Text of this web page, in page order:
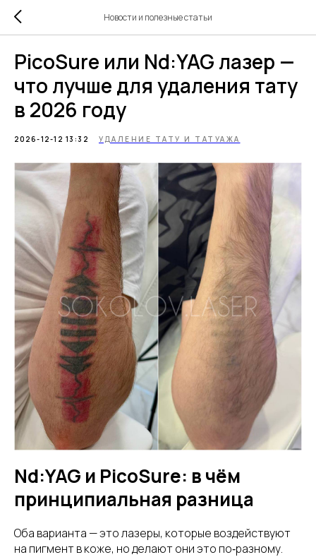
Новости и полезные статьи
PicoSure или Nd:YAG лазер —
что лучше для удаления тату
в 2026 году
2026-12-12 13:32 УДАЛЕНИЕ ТАТУ И ТАТУАЖА
Nd:YAG и PicoSure: в чём
принципиальная разница
Оба варианта — это лазеры, которые воздействуют
на пигмент в коже, но делают они это по‑разному.